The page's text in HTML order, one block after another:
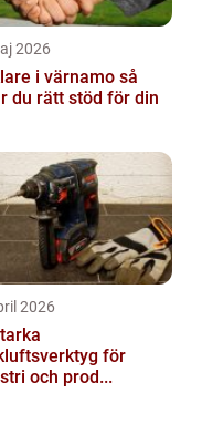
2026
i värnamo så
du rätt stöd för din
2026
för
och prod...